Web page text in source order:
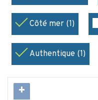
Côté mer (1)
Authentique (1)
+